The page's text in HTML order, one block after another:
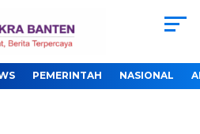
PEMERINTAH NASIONAL